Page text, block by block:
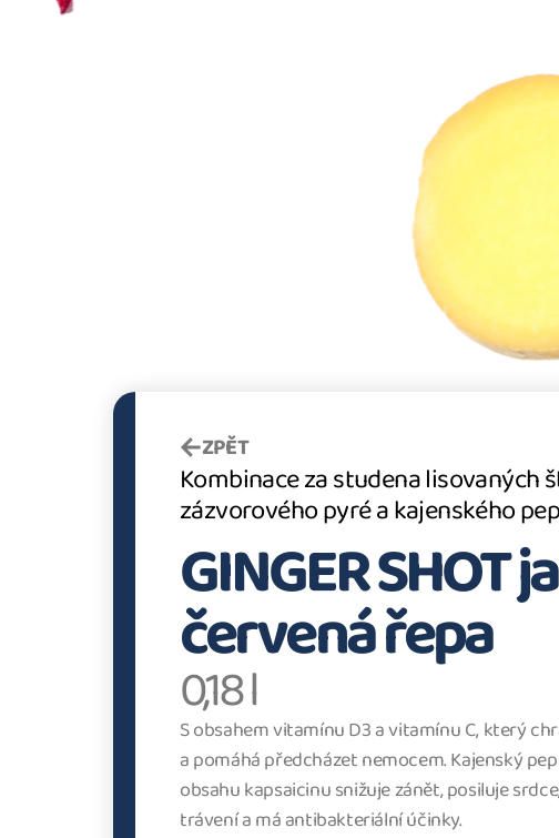
ZPĚT
Kombinace za studena lisovaných
zázvorového pyré a kajenského
GINGER SHOT
červená řepa
0,18 l
S obsahem vitamínu D3 a vitamínu C, který
a pomáhá předcházet nemocem. Kajenský
obsahu kapsaicinu snižuje zánět, posiluje
trávení a má antibakteriální účinky.